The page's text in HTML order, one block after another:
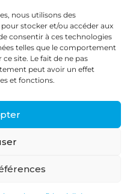
nous utilisons des
stocker et/ou accéder aux
consentir à ces technologies
telles que le comportement
site. Le fait de ne pas
peut avoir un effet
et fonctions.